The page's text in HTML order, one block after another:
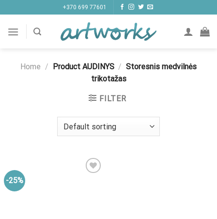
to
content
+370 699 77601
Home / Product AUDINYS / Storesnis medvilnės
trikotažas
FILTER
-25%